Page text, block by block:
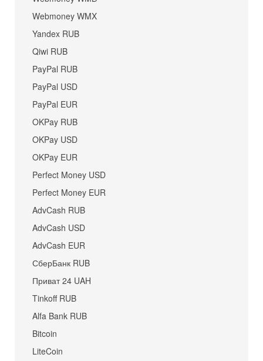
Webmoney WMX
Yandex RUB
Qiwi RUB
PayPal RUB
PayPal USD
PayPal EUR
OKPay RUB
OKPay USD
OKPay EUR
Perfect Money USD
Perfect Money EUR
AdvCash RUB
AdvCash USD
AdvCash EUR
СберБанк RUB
Приват 24 UAH
Tinkoff RUB
Alfa Bank RUB
Bitcoin
LiteCoin